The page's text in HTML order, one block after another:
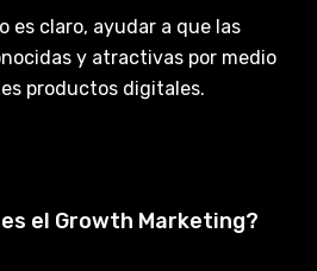
es claro, ayudar a que las
y atractivas por medio
productos digitales.
es el Growth Marketing?